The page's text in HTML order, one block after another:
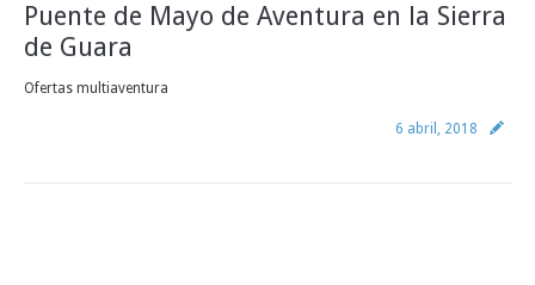
Puente de Mayo de Aventura en la Sierra
de Guara
Ofertas multiaventura
6 abril, 2018